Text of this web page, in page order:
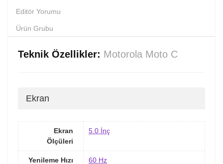
Editör Yorumu
Ürün Grubu
Teknik Özellikler: Motorola Moto C
Ekran
Ekran
Ölçüleri
5.0 İnç
Yenileme Hızı 60 Hz